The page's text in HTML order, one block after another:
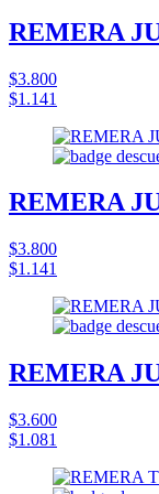
REMERA
$3.800
$1.141
REMERA
$3.800
$1.141
REMERA
$3.600
$1.081